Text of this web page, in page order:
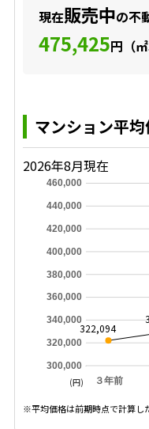
現在販売中の不
475,425円（㎡
マンション平
2026年8月現在
３年前
300,000
320,000
340,000
360,000
380,000
400,000
420,000
440,000
460,000
322,094
(円)
※平均価格は前期時点で計算し